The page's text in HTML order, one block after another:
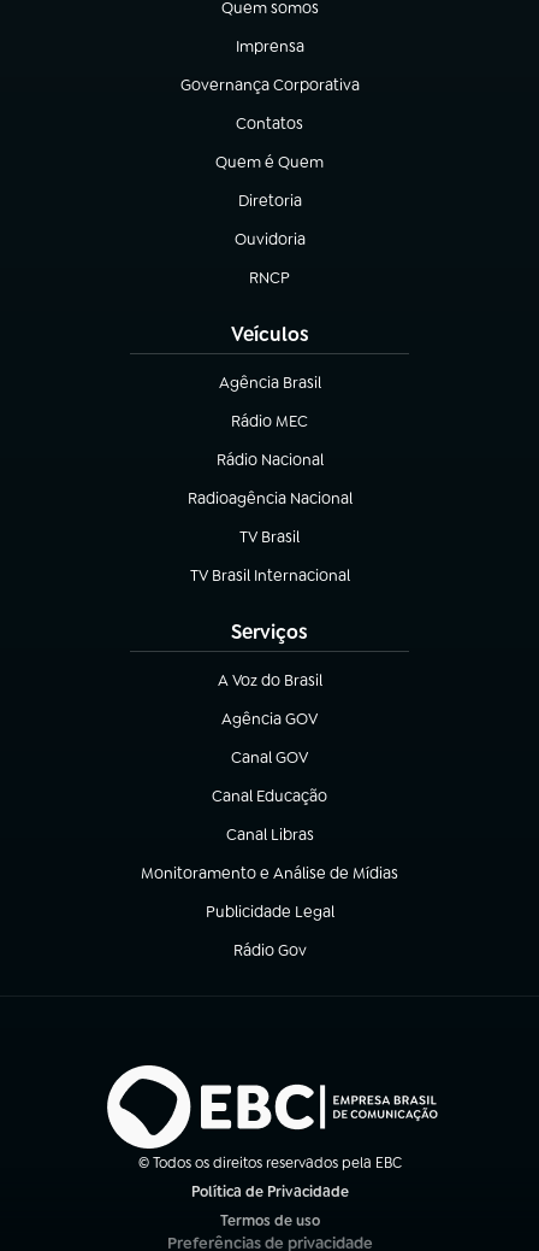
Quem somos
(abre em nova aba)
Imprensa
(abre em nova aba)
Governança Corporativa
(abre em nova aba)
Contatos
(abre em nova aba)
Quem é Quem
(abre em nova aba)
Diretoria
(abre em nova aba)
Ouvidoria
(abre em nova aba)
RNCP
(abre em nova aba)
Veículos
Agência Brasil
(abre em nova aba)
Rádio MEC
(abre em nova aba)
Rádio Nacional
Radioagência Nacional
(abre em nova aba)
TV Brasil
(abre em nova aba)
TV Brasil Internacional
(abre em nova aba)
Serviços
A Voz do Brasil
(abre em nova aba)
Agência GOV
(abre em nova aba)
Canal GOV
(abre em nova aba)
Canal Educação
(abre em nova aba)
Canal Libras
(abre em nova aba)
Monitoramento e Análise de Mídias
(abre em nova aba)
Publicidade Legal
(abre em nova aba)
Rádio Gov
(abre em nova aba)
© Todos os direitos reservados pela EBC
Política de Privacidade
Termos de uso
(abre em nova aba)
Preferências de privacidade